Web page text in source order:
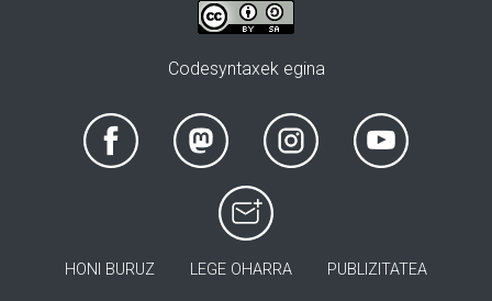
Codesyntaxek egina
HONI BURUZ LEGE OHARRA PUBLIZITATEA